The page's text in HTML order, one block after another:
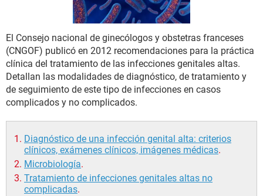
El Consejo nacional de ginecólogos y obstetras franceses
(CNGOF) publicó en 2012 recomendaciones para la práctica
clínica del tratamiento de las infecciones genitales altas.
Detallan las modalidades de diagnóstico, de tratamiento y
de seguimiento de este tipo de infecciones en casos
complicados y no complicados.
Diagnóstico de una infección genital alta: criterios
clínicos, exámenes clínicos, imágenes médicas.
Microbiología.
Tratamiento de infecciones genitales altas no
complicadas.